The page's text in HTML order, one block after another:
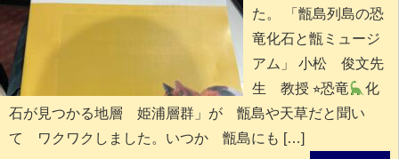
た。 「甑島列島の恐
竜化石と甑ミュージ
アム」 小松 俊文先
生 教授 ⭐︎恐竜
化
石が見つかる地層 姫浦層群」が 甑島や天草だと聞い
て ワクワクしました。いつか 甑島にも […]